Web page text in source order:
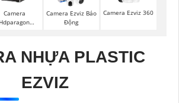
Camera
Hdparagon
Camera Ezviz Báo
Động
Camera Ezviz 360
NHỰA PLASTIC
EZVIZ